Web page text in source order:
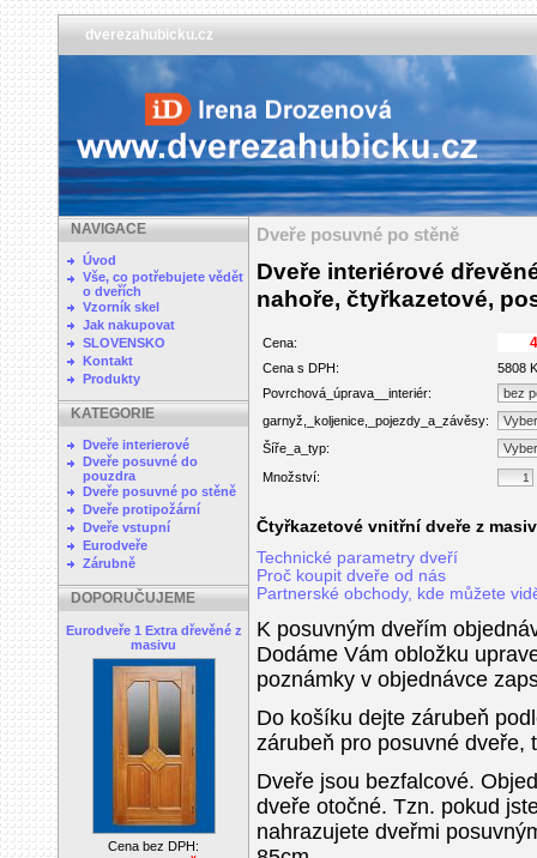
dverezahubicku.cz
NAVIGACE
Úvod
Vše, co potřebujete vědět
o dveřích
Vzorník skel
Jak nakupovat
SLOVENSKO
Kontakt
Produkty
KATEGORIE
Dveře interierové
Dveře posuvné do
pouzdra
Dveře posuvné po stěně
Dveře protipožární
Dveře vstupní
Eurodveře
Zárubně
DOPORUČUJEME
Eurodveře 1 Extra dřevěné z
masivu
Cena bez DPH:
Dveře posuvné po stěně
Dveře interiérové
nahoře, čtyřkazetové,
Cena:
Cena s DPH:
5808
Povrchová_úprava__interiér:
garnyž,_koljenice,_pojezdy_a_závěsy:
Šíře_a_typ:
Množství:
Čtyřkazetové vnitřní dveře z
Technické parametry dveří
Proč koupit dveře od nás
Partnerské obchody, kde můžete
K posuvným dveřím
Dodáme Vám obložku
poznámky v objednávce
Do košíku dejte zárubeň
zárubeň pro posuvné dveře,
Dveře jsou bezfalcové.
dveře otočné. Tzn. pokud
nahrazujete dveřmi